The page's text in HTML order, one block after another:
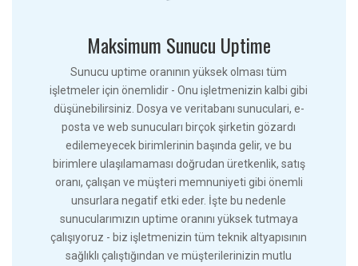
Maksimum Sunucu Uptime
Sunucu uptime oranının yüksek olması tüm
işletmeler için önemlidir - Onu işletmenizin kalbi gibi
düşünebilirsiniz. Dosya ve veritabanı sunuculari, e-
posta ve web sunucuları birçok şirketin gözardı
edilemeyecek birimlerinin başında gelir, ve bu
birimlere ulaşılamaması doğrudan üretkenlik, satış
oranı, çalışan ve müşteri memnuniyeti gibi önemli
unsurlara negatif etki eder. İşte bu nedenle
sunucularımızın uptime oranını yüksek tutmaya
çalışıyoruz - biz işletmenizin tüm teknik altyapısının
sağlıklı çalıştığından ve müşterilerinizin mutlu